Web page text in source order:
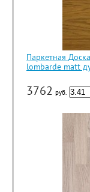
Паркетная
lombarde matt
3762 руб.